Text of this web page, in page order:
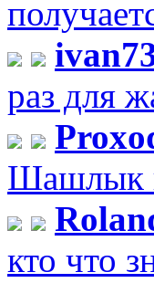
раз для
Шашлык
кто что